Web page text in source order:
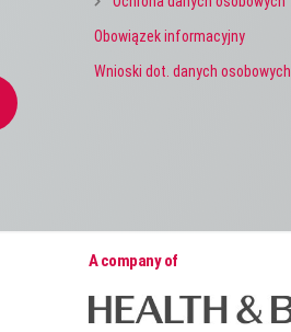
Obowiązek informacyjny
Wnioski dot. danych osobowych
A company of